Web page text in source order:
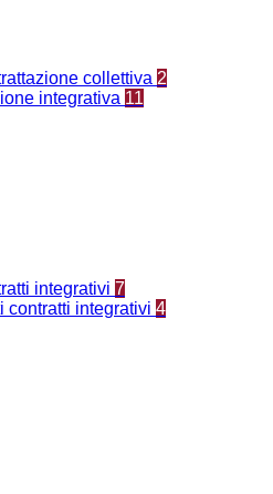
collettiva 2
integrativa 11
integrativi 7
contratti integrativi 4